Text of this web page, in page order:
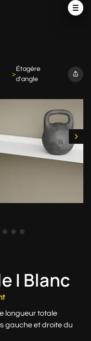
Étagère
d'angle
| Blanc
longueur totale
gauche et droite du